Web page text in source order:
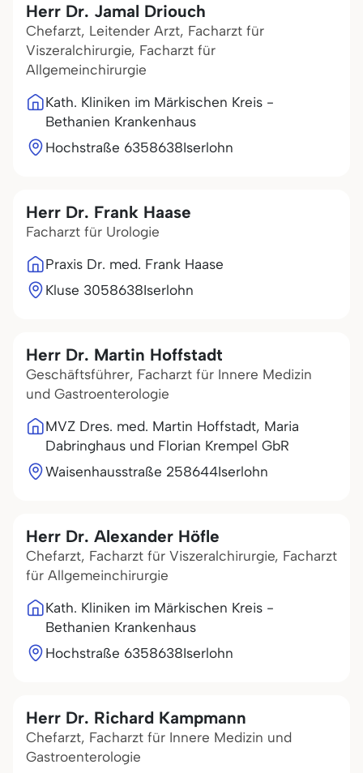
Herr Dr. Jamal Driouch
Chefarzt, Leitender Arzt, Facharzt für
Viszeralchirurgie, Facharzt für
Allgemeinchirurgie
Kath. Kliniken im Märkischen Kreis -
Bethanien Krankenhaus
Hochstraße 6358638Iserlohn
Herr Dr. Frank Haase
Facharzt für Urologie
Praxis Dr. med. Frank Haase
Kluse 3058638Iserlohn
Herr Dr. Martin Hoffstadt
Geschäftsführer, Facharzt für Innere Medizin
und Gastroenterologie
MVZ Dres. med. Martin Hoffstadt, Maria
Dabringhaus und Florian Krempel GbR
Waisenhausstraße 258644Iserlohn
Herr Dr. Alexander Höfle
Chefarzt, Facharzt für Viszeralchirurgie, Facharzt
für Allgemeinchirurgie
Kath. Kliniken im Märkischen Kreis -
Bethanien Krankenhaus
Hochstraße 6358638Iserlohn
Herr Dr. Richard Kampmann
Chefarzt, Facharzt für Innere Medizin und
Gastroenterologie